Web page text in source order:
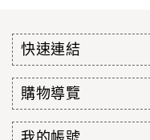
快速連結
購物導覽